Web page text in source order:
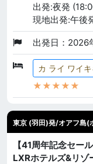
出発:夜発
現地出発:午後
出発日：2026
カ ライ ワイ
★★★★★
東京 (羽田)発/オアフ島(
【41周年記念セー
LXRホテルズ&リ